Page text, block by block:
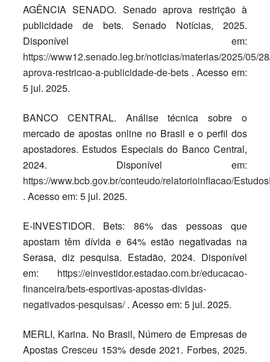
AGÊNCIA SENADO. Senado aprova restrição à
publicidade de bets. Senado Notícias, 2025.
Disponível em:
https://www12.senado.leg.br/noticias/materias/2025/05/
aprova-restricao-a-publicidade-de-bets. Acesso em:
5 jul. 2025.
BANCO CENTRAL. Análise técnica sobre o
mercado de apostas online no Brasil e o perfil dos
apostadores. Estudos Especiais do Banco Central,
2024. Disponível em:
https://www.bcb.gov.br/conteudo/relatorioinflacao/
. Acesso em: 5 jul. 2025.
E-INVESTIDOR. Bets: 86% das pessoas que
apostam têm dívida e 64% estão negativadas na
Serasa, diz pesquisa. Estadão, 2024. Disponível
em: https://einvestidor.estadao.com.br/educacao-
financeira/bets-esportivas-apostas-dividas-
negativados-pesquisas/. Acesso em: 5 jul. 2025.
MERLI, Karina. No Brasil, Número de Empresas de
Apostas Cresceu 153% desde 2021. Forbes, 2025.